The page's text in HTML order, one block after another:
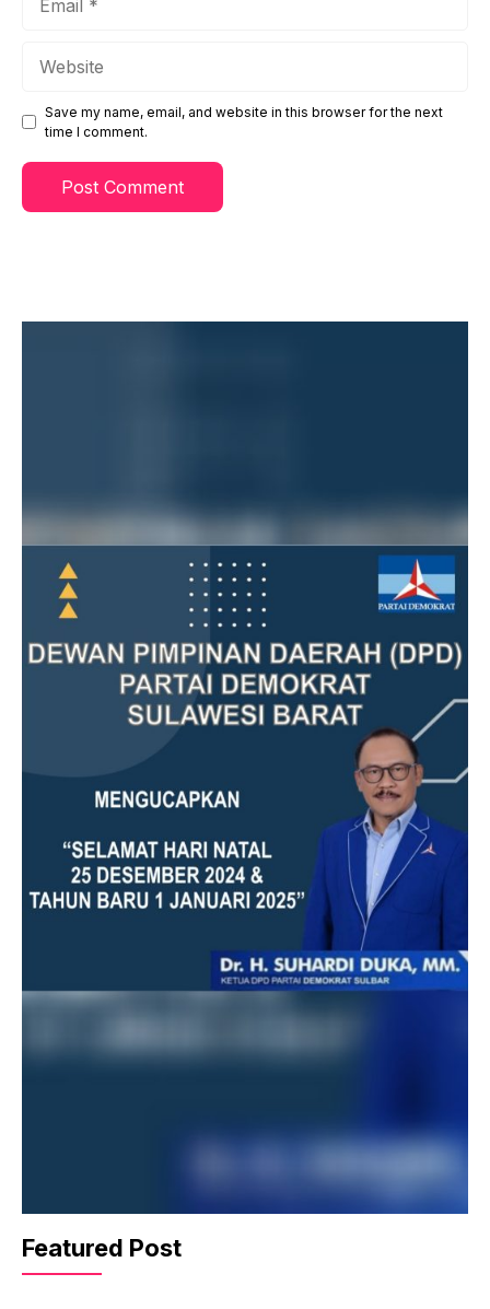
Save my name, email, and website in this browser for the next
time I comment.
Featured Post